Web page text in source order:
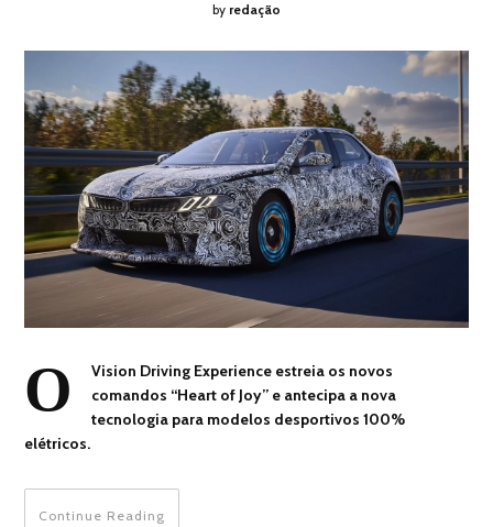
by redação
O
Vision Driving Experience estreia os novos
comandos “Heart of Joy” e antecipa a nova
tecnologia para modelos desportivos 100%
elétricos.
Continue Reading